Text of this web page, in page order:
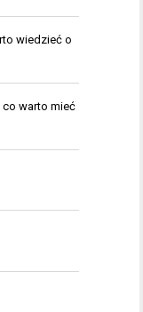
wiedzieć o
warto mieć